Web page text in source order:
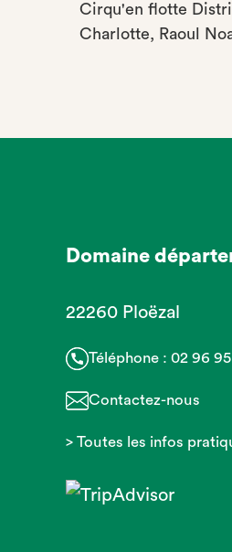
Cirqu'en flotte
Charlotte, Raoul
Domaine
22260 Ploëzal
Téléphone : 02 96
Contactez-nous
> Toutes les infos